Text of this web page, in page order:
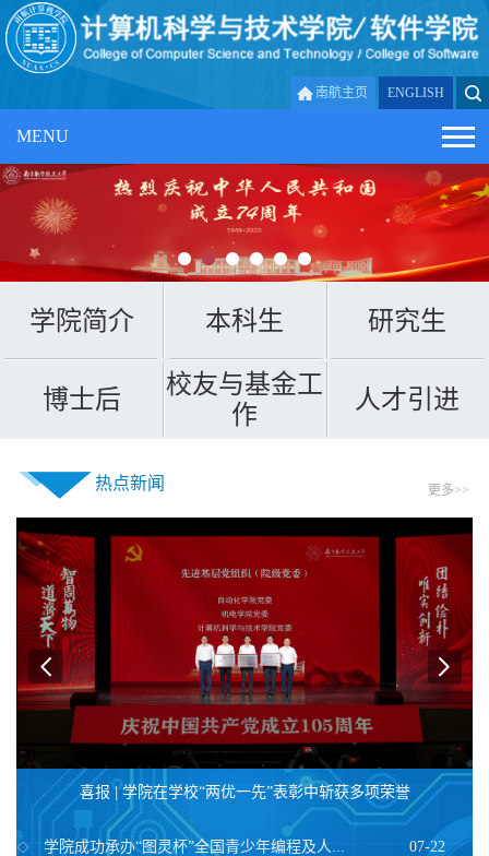
南航主页 ENGLISH
MENU
学院简介 本科生 研究生
博士后
校友与基金工
作
人才引进
热点新闻 更多>>
要闻 ｜ 我校举行“龙创汽车设计”专项奖学金捐赠签约仪式
学院成功承办“图灵杯”全国青少年编程及人... 07-22